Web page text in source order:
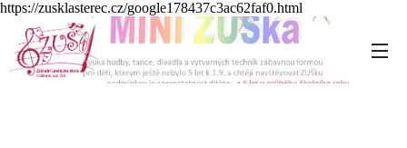
https://zusklasterec.cz/google178437c3ac62faf0.html